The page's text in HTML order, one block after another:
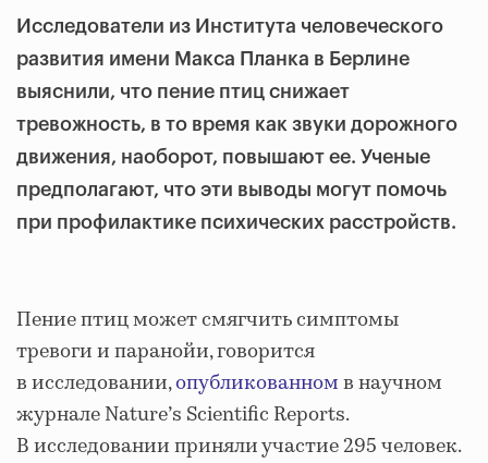
Исследователи из Института человеческого
развития имени Макса Планка в Берлине
выяснили, что пение птиц снижает
тревожность, в то время как звуки дорожного
движения, наоборот, повышают ее. Ученые
предполагают, что эти выводы могут помочь
при профилактике психических расстройств.
Пение птиц может смягчить симптомы
тревоги и паранойи, говорится
в исследовании,опубликованномв научном
журнале Nature’s Scientific Reports.
В исследовании приняли участие 295 человек.